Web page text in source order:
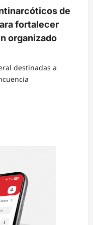
de
fortalecer
organizado
destinadas a